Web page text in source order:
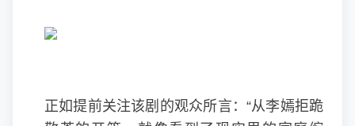
正如提前关注该剧的观众所言：“从李嫣拒跪